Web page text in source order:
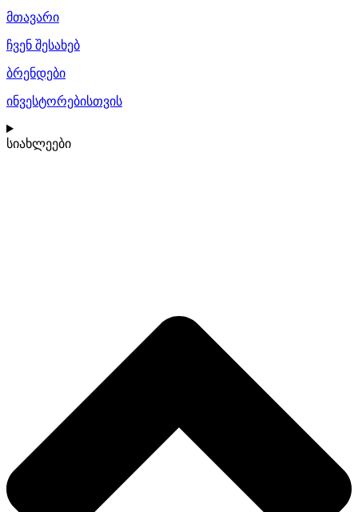
მთავარი
ჩვენ შესახებ
ბრენდები
ინვესტორებისთვის
სიახლეები